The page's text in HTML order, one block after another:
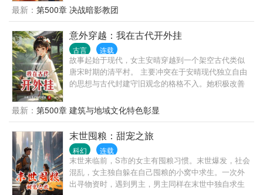
封建礼教。在这个过程中，她结识了男主，男主身份
神秘且武功高强，总是在女主危险时刻出现。 高潮部
分是女主终于查到家族被灭与朝堂上一股势力有关，
她决定深入虎穴，却被反派发现，差点殒命，男主舍
命相救。 结局是女主在男主帮助下揭露了反派阴谋，
成功复仇。两人在经历诸多磨难后感情愈发深厚，最
终女主决定留在古代，与男主相伴一生。
最新： 第500章 决战暗影教团
意外穿越：我在古代开外挂
古言 连载
故事起始于现代，女主安晴穿越到一个架空古代类似
唐宋时期的清平村。 主要冲突在于安晴现代独立自由
的思想与古代封建守旧观念的格格不入。她积极改善
识。墨羽身为村长之子，起初对安晴的离经叛道难以
接受。安晴与墨羽渐生情愫后，却因观念差异和身份
悬殊遭到村民反对，还被村中恶势力诬陷为灾星，这
是一大转折点。 高潮是安晴被绑上高台，即将被驱逐
出村，墨羽在此时站出来力挺安晴，表明爱意。 结局
是墨羽与家族抗争，安晴也证明了自己的价值。二人
最终走到一起，他们的爱情改变了清平村的风气，使
村子接受了一些现代思想，过上幸福生活。
最新： 第500章 建筑与地域文化特色彰显
末世囤粮：甜宠之旅
科幻 连载
末世来临前，S市的女主有囤粮习惯。末世爆发，社会
混乱，女主独自躲在自己囤粮的小窝中求生。一次外
出寻物资时，遇到男主，男主同样在末世中独自求生